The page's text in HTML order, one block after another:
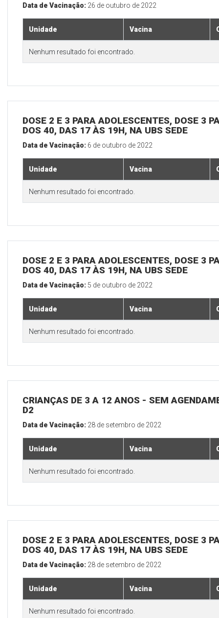
Data de Vacinação: 26 de outubro de 2022
Unidade Vacina
Nenhum resultado foi encontrado.
DOSE 2 E 3 PARA ADOLESCENTES, DOSE 3
DOS 40, DAS 17 ÀS 19H, NA UBS SEDE
Data de Vacinação: 6 de outubro de 2022
Unidade Vacina
Nenhum resultado foi encontrado.
DOSE 2 E 3 PARA ADOLESCENTES, DOSE 3
DOS 40, DAS 17 ÀS 19H, NA UBS SEDE
Data de Vacinação: 5 de outubro de 2022
Unidade Vacina
Nenhum resultado foi encontrado.
CRIANÇAS DE 3 A 12 ANOS - SEM
D2
Data de Vacinação: 28 de setembro de 2022
Unidade Vacina
Nenhum resultado foi encontrado.
DOSE 2 E 3 PARA ADOLESCENTES, DOSE 3
DOS 40, DAS 17 ÀS 19H, NA UBS SEDE
Data de Vacinação: 28 de setembro de 2022
Unidade Vacina
Nenhum resultado foi encontrado.